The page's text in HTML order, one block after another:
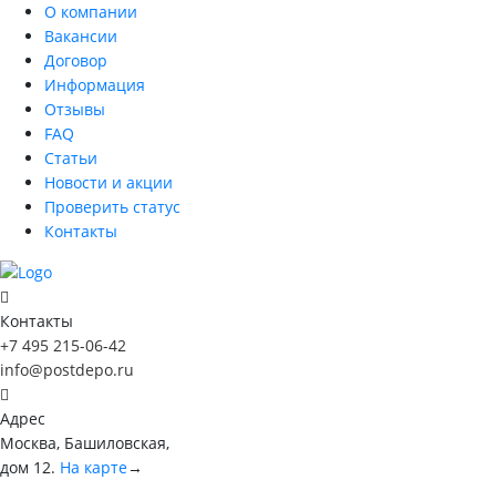
О компании
Вакансии
Договор
Информация
Отзывы
FAQ
Статьи
Новости и акции
Проверить статус
Контакты
Контакты
+7 495 215-06-42
info@postdepo.ru
Адрес
Москва, Башиловская,
дом 12. На карте→